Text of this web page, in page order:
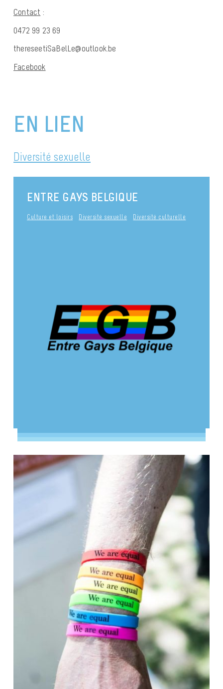
Contact :
0472 99 23 69
thereseetiSaBelLe@outlook.be
Facebook
EN LIEN
Diversité sexuelle
ENTRE GAYS BELGIQUE
Culture et loisirs Diversité sexuelle Diversité culturelle